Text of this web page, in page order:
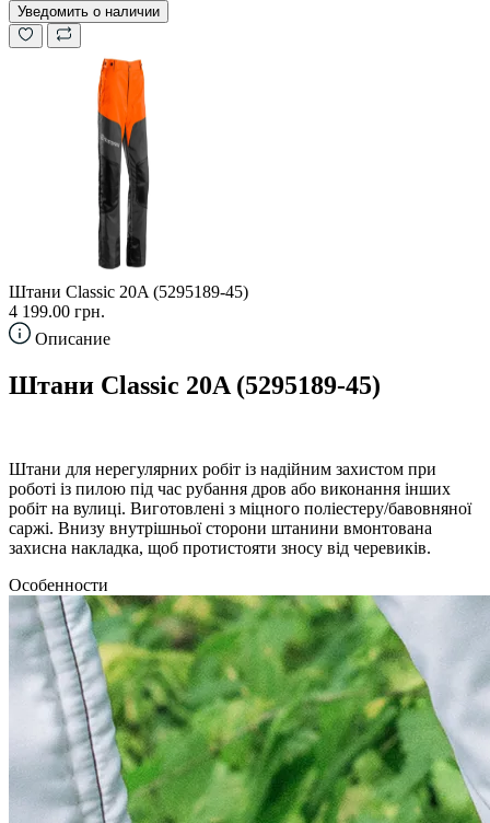
Уведомить о наличии
Штани Classic 20A (5295189-45)
4 199.00 грн.
Описание
Штани Classic 20A (5295189-45)
Штани для нерегулярних робіт із надійним захистом при
роботі із пилою під час рубання дров або виконання інших
робіт на вулиці. Виготовлені з міцного поліестеру/бавовняної
саржі. Внизу внутрішньої сторони штанини вмонтована
захисна накладка, щоб протистояти зносу від черевиків.
Особенности